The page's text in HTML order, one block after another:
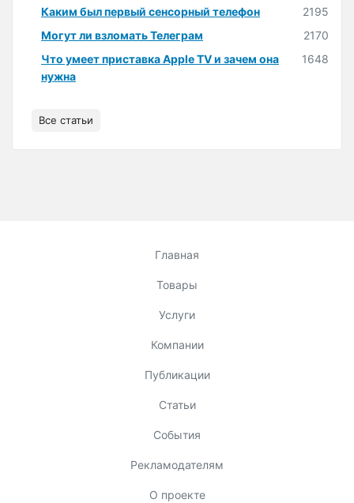
Каким был первый сенсорный телефон
2195
Могут ли взломать Телеграм
2170
Что умеет приставка Apple TV и зачем она
нужна
1648
Все статьи
Главная
Товары
Услуги
Компании
Публикации
Статьи
События
Рекламодателям
О проекте